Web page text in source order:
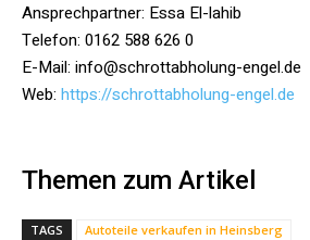
Ansprechpartner: Essa El-lahib
Telefon: 0162 588 626 0
E-Mail: info@schrottabholung-engel.de
Web: https://schrottabholung-engel.de
Themen zum Artikel
TAGS
Autoteile verkaufen in Heinsberg